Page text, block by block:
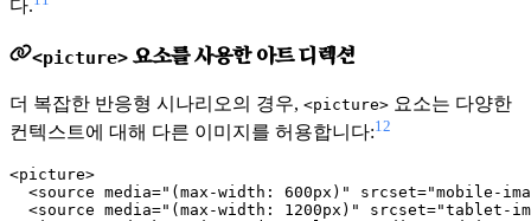
다.
<picture>요소를 사용한 아트 디렉션
더 복잡한 반응형 시나리오의 경우, <picture> 요소는 다양한
컨텍스트에 대해 다른 이미지를 허용합니다:12
<picture>
<source media="(max-width: 600px)" srcset="mobile-
<source media="(max-width: 1200px)" srcset="tablet-